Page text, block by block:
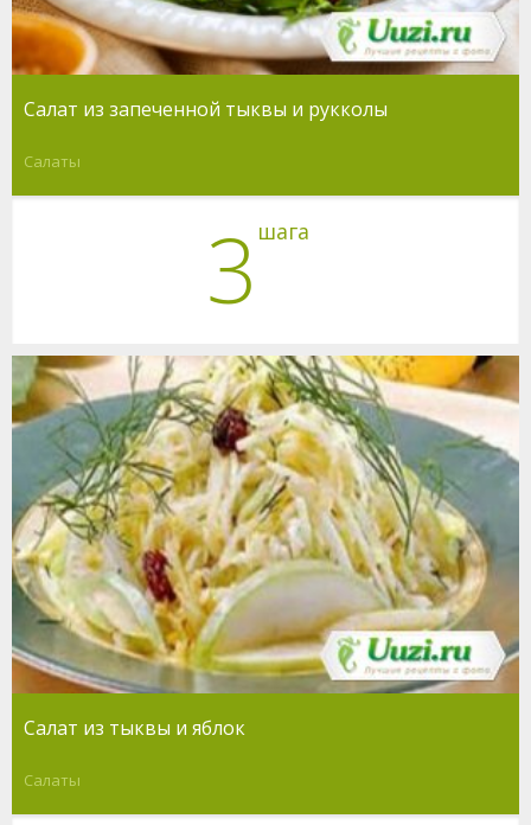
Салат из запеченной тыквы и рукколы
Салаты
3 шага
Салат из тыквы и яблок
Салаты